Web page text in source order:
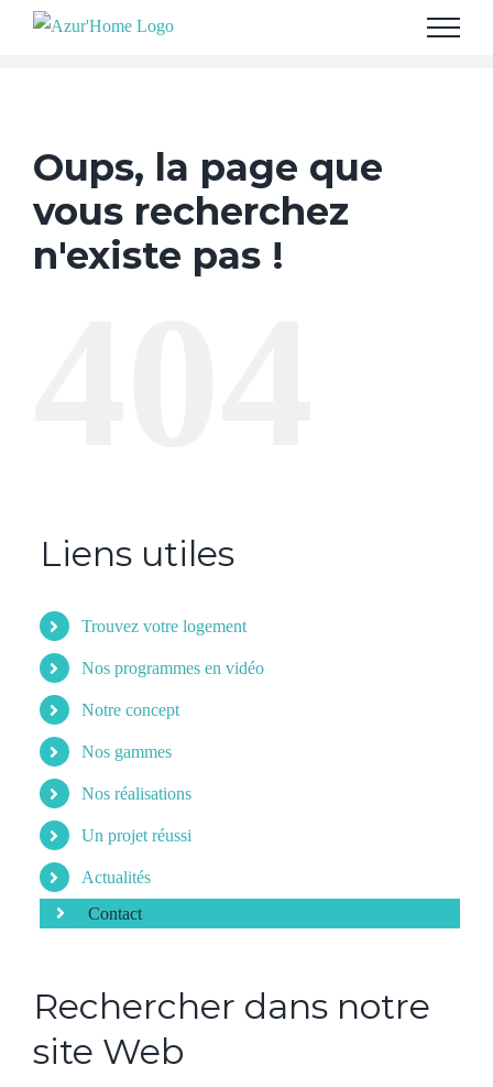
Oups, la page que
vous recherchez
n'existe pas !
Liens utiles
Trouvez votre logement
Nos programmes en vidéo
Notre concept
Nos gammes
Nos réalisations
Un projet réussi
Actualités
Contact
Rechercher dans notre
site Web